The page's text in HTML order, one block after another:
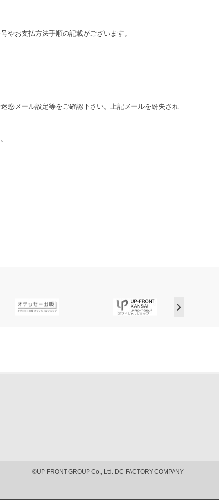
やお支払方法手順の記載がございます。
惑メール設定等をご確認下さい。 上記メールを紛失され
©UP-FRONT GROUP Co., Ltd. DC-FACTORY COMPANY